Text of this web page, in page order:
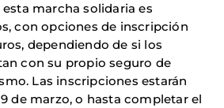
marcha solidaria es
con opciones de inscripción
dependiendo de si los
con su propio seguro de
Las inscripciones estarán
de marzo, o hasta completar el